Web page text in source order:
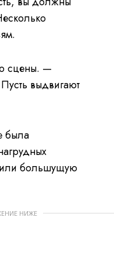
сцены. —
выдвигают
была
большущую
НИЖЕ